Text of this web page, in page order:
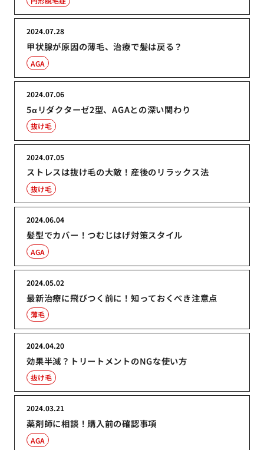
甲状腺が原因の薄毛、治療で髪は戻る？
2024.07.28
AGA
5αリダクターゼ2型、AGAとの深い関わり
2024.07.06
抜け毛
ストレスは抜け毛の大敵！産後のリラックス法
2024.07.05
抜け毛
髪型でカバー！つむじはげ対策スタイル
2024.06.04
AGA
最新治療に飛びつく前に！知っておくべき注意点
2024.05.02
薄毛
効果半減？トリートメントのNGな使い方
2024.04.20
抜け毛
薬剤師に相談！購入前の確認事項
2024.03.21
AGA